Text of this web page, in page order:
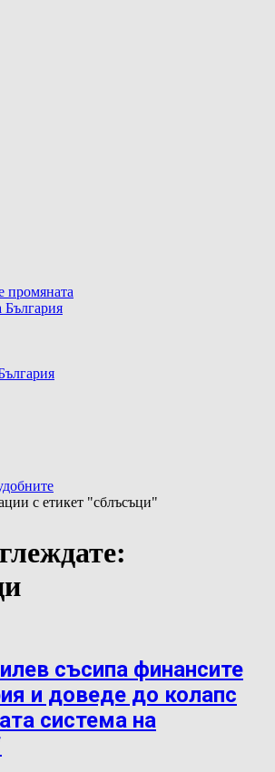
промяната
България
с етикет "сблъсъци"
съсипа финансите
и доведе до колапс
система на